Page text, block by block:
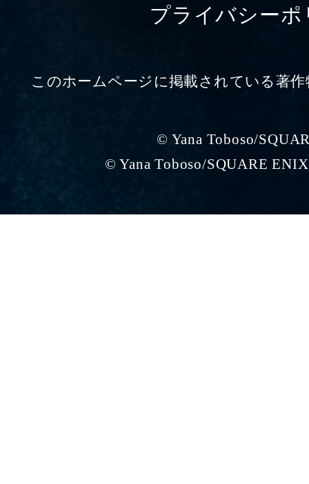
プライバシーポ
このホームページに掲載されている著
© Yana Toboso/
© Yana Toboso/SQUARE